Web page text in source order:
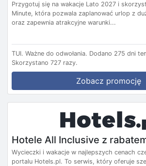
Przygotuj się na wakacje Lato 2027 i
Minute, która pozwala zaplanować urlop z
oraz zapewnia atrakcyjne warunki...
TUI. Ważne do odwołania. Dodano 275 dni
Skorzystano 727 razy.
Zobacz promocję
Hotele All Inclusive z
Wycieczki i wakacje w najlepszych cenach
portalu Hotels.pl. To serwis, który oferuje